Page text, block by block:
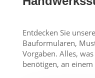
Entdecken Sie
Bauformularen,
Vorgaben. Alles,
benötigen, an einem